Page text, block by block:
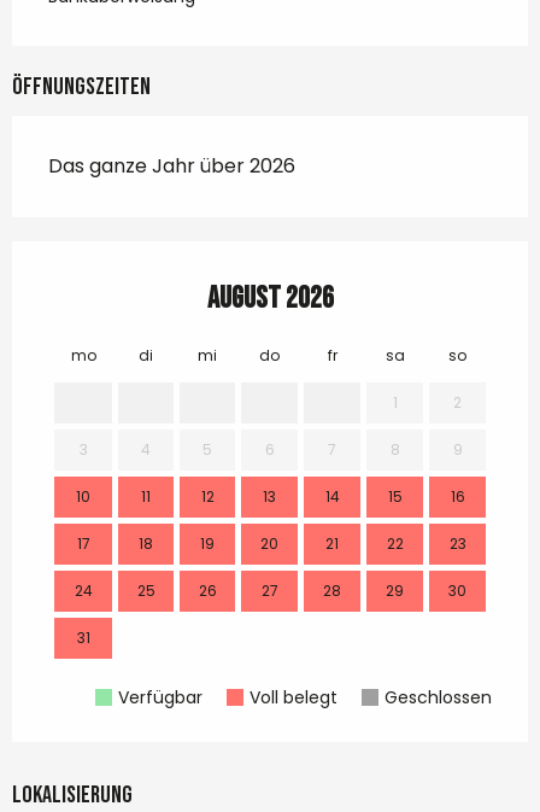
Öffnungszeiten
Das ganze Jahr über 2026
August 2026
mo di mi do fr sa so
1 2
3 4 5 6 7 8 9
10 11 12 13 14 15 16
17 18 19 20 21 22 23
24 25 26 27 28 29 30
31
Verfügbar Voll belegt Geschlossen
Lokalisierung